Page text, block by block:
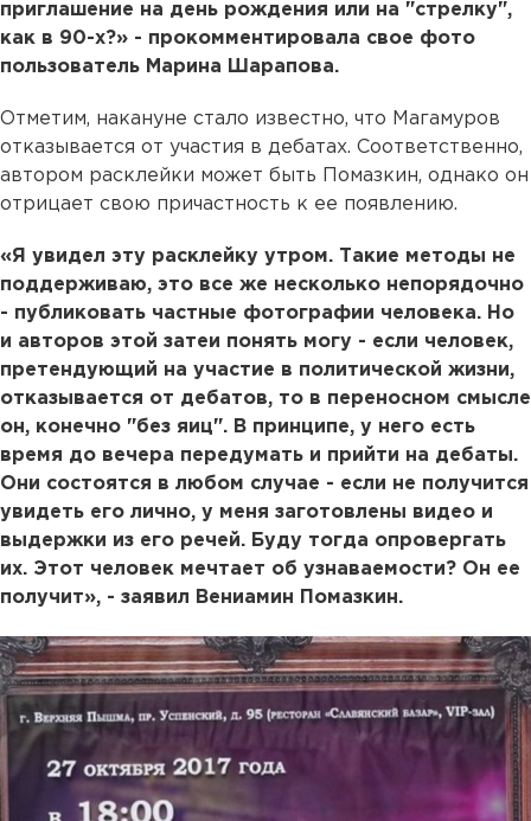
приглашение на день рождения или на "стрелку",
как в 90-х?» - прокомментировала свое фото
пользователь Марина Шарапова.
Отметим, накануне стало известно, что Магамуров
отказывается от участия в дебатах. Соответственно,
автором расклейки может быть Помазкин, однако он
отрицает свою причастность к ее появлению.
«Я увидел эту расклейку утром. Такие методы не
поддерживаю, это все же несколько непорядочно
- публиковать частные фотографии человека. Но
и авторов этой затеи понять могу - если человек,
претендующий на участие в политической жизни,
отказывается от дебатов, то в переносном смысле
он, конечно "без яиц". В принципе, у него есть
время до вечера передумать и прийти на дебаты.
Они состоятся в любом случае - если не получится
увидеть его лично, у меня заготовлены видео и
выдержки из его речей. Буду тогда опровергать
их. Этот человек мечтает об узнаваемости? Он ее
получит», - заявил Вениамин Помазкин.